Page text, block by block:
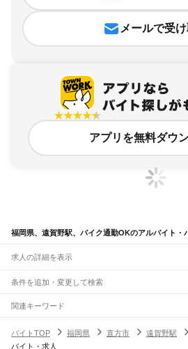
メールで受
アプリを無料ダウ
福岡県、遠賀野駅、バイク通勤OKのアルバイト・
求人の詳細を表示
条件を追加・変更して検索
市区町村を追加・変更
福岡県すべて
北九州市
駅を追加・変更
関連キーワード
バイトTOP
福岡県 直方市 遠賀野駅
バイト・求人